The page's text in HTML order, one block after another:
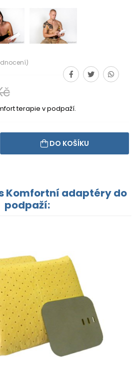
terapie v podpaží.
DO KOŠÍKU
Komfortní adaptéry do
podpaží: